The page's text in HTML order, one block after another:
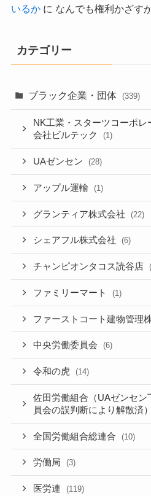
いるかに なんでも権利かざす
カテゴリー
ブラック企業・団体 (339)
NK工業・スターツコーポ
会社ビルテック
(1)
UAゼンセン (28)
アップル運輸 (1)
グランティア株式会社 (22)
シェアフル株式会社 (6)
チャンピオンタコス読谷店
ファミリーマート (1)
ファーストコート建物管理
中央労働委員会 (6)
令和の虎 (14)
佐田労働組合（UAゼンセ
員会の誤判断により解散済）
全国労働組合総連合 (10)
労働局 (3)
医労連 (119)